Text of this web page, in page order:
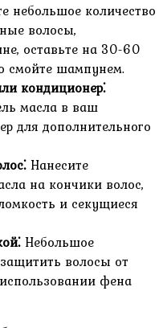
небольшое количество
волосы‚
оставьте на 30-60
смойте шампунем.
кондиционер⁚
масла в ваш
для дополнительного
Нанесите
на кончики волос‚
и секущиеся
Небольшое
волосы от
фена